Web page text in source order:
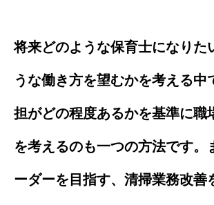
将来どのような保育士になりた
うな働き方を望むかを考える中
担がどの程度あるかを基準に職
を考えるのも一つの方法です。
ーダーを目指す、清掃業務改善